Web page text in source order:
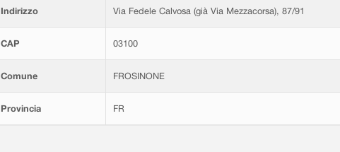
Indirizzo Via Fedele Calvosa (già Via Mezzacorsa), 87/91
CAP 03100
Comune FROSINONE
Provincia FR